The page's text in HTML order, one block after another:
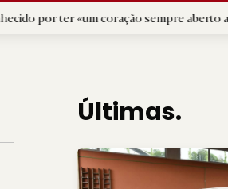
coração sempre aberto a todos» |
Últimas.